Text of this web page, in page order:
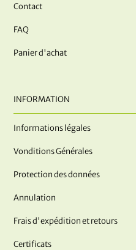
Contact
FAQ
Panier d'achat
INFORMATION
Informations légales
Vonditions Générales
Protection des données
Annulation
Frais d'expédition et retours
Certificats